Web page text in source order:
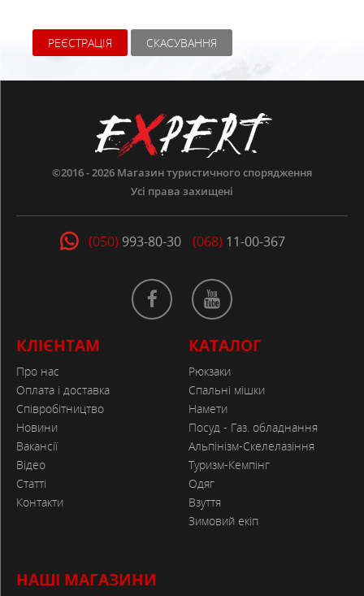
РЕЄСТРАЦІЯ СКАСУВАННЯ
©2016 - 2026 Магазин туристичного спорядження
Усі права захищені
(050) 993-80-30 (068) 11-00-367
КЛІЄНТАМ
Про нас
Оплата і доставка
Співробітництво
Новини
Вакансії
Відео
Статті
Контакти
КАТАЛОГ
Рюкзаки
Спальні мішки
Намети
Посуд - Газ. обладнання
Альпінізм-Скелелазіння
Туризм-Кемпінг
Одяг
Взуття
Зимовий екіп
НАШІ МАГАЗИНИ